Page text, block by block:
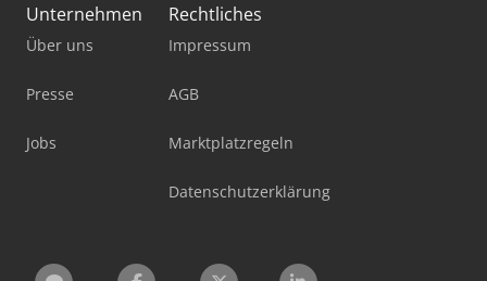
Unternehmen
Über uns
Presse
Jobs
Rechtliches
Impressum
AGB
Marktplatzregeln
Datenschutzerklärung